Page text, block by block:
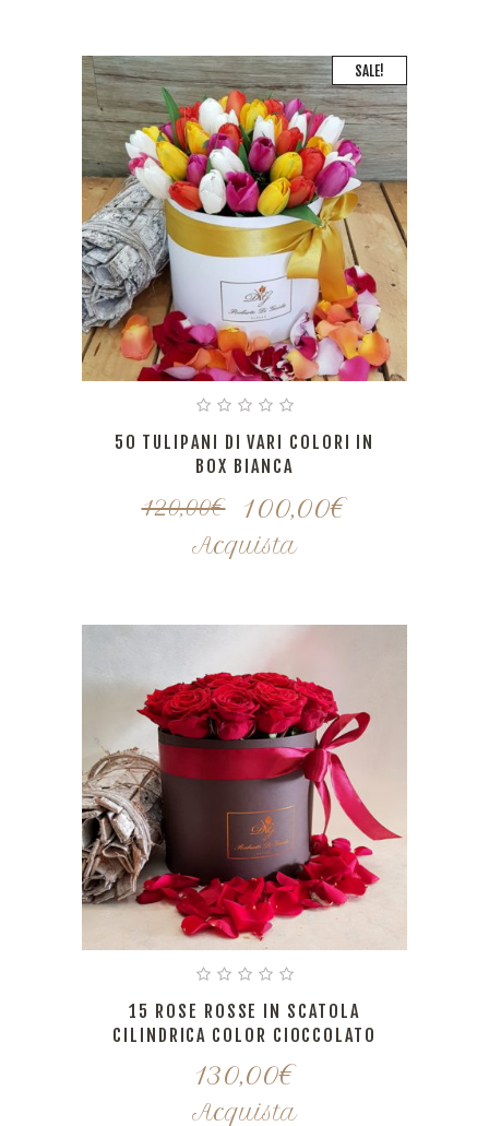
SALE!
50 TULIPANI DI VARI COLORI IN
BOX BIANCA
120,00€ 100,00€
Acquista
15 ROSE ROSSE IN SCATOLA
CILINDRICA COLOR CIOCCOLATO
130,00€
Acquista